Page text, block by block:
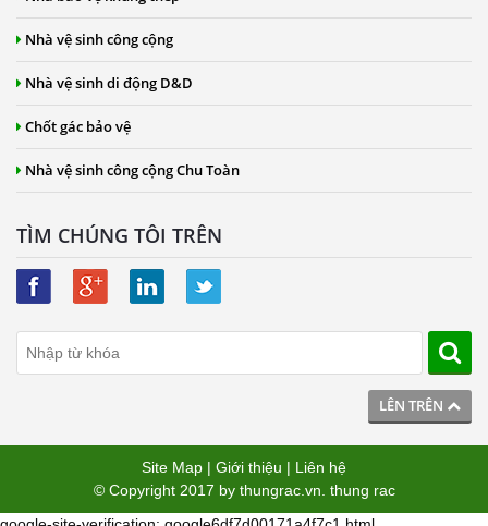
LÊN TRÊN
Nhà vệ sinh công cộng
Nhà vệ sinh di động D&D
Chốt gác bảo vệ
Nhà vệ sinh công cộng Chu Toàn
TÌM CHÚNG TÔI TRÊN
Site Map | Giới thiệu | Liên hệ
© Copyright 2017 by thungrac.vn thung rac